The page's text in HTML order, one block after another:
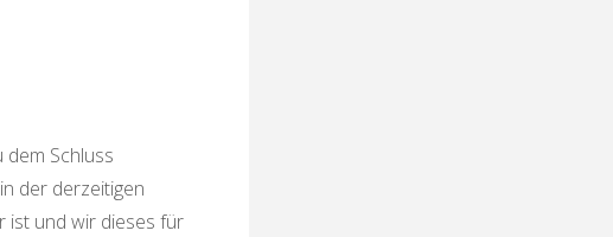
dem Schluss
der derzeitigen
ist und wir dieses für